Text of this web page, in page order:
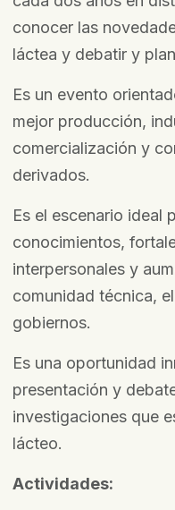
conocer las
láctea y debatir y
Es un evento
mejor producción,
comercialización y
derivados.
Es el escenario ideal
conocimientos,
interpersonales y
comunidad técnica,
gobiernos.
Es una oportunidad
presentación y
investigaciones que
lácteo.
Actividades: